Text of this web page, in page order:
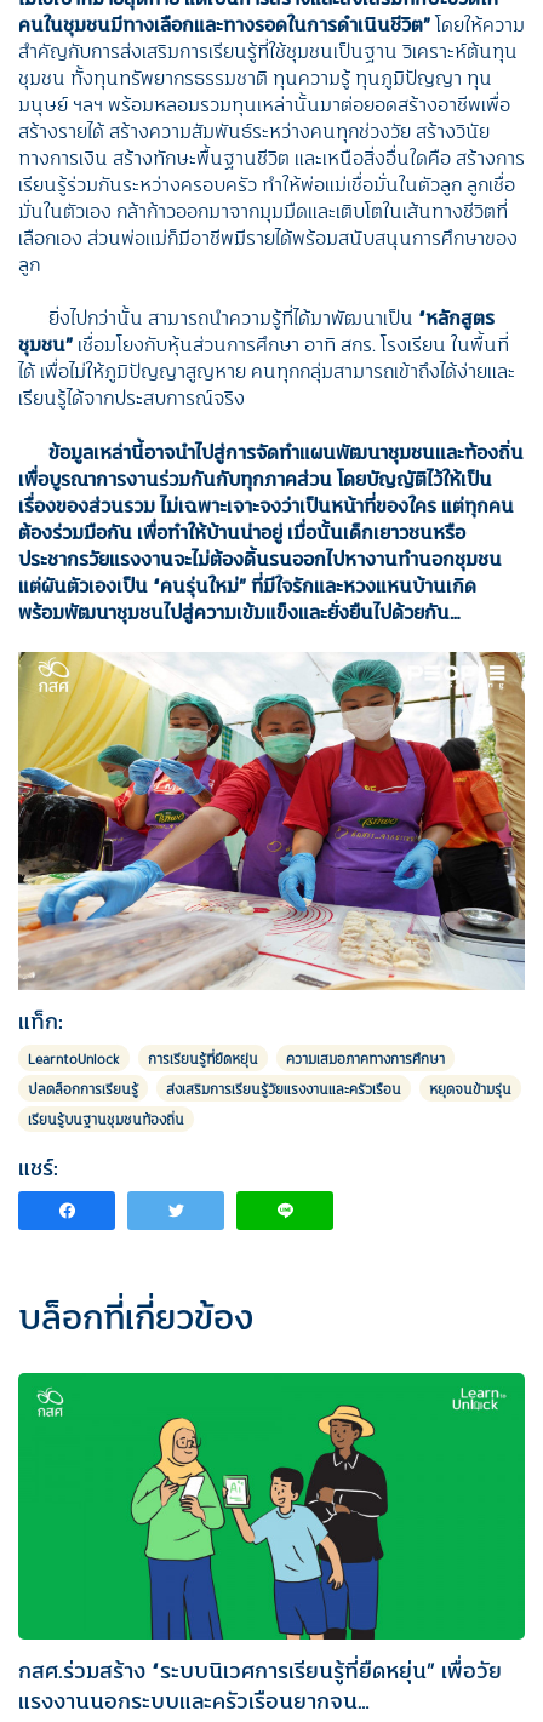
คนในชุมชนมีทางเลือกและทางรอดในการดำเนินชีวิต”โดยให้ความ
สำคัญกับการส่งเสริมการเรียนรู้ที่ใช้ชุมชนเป็นฐาน วิเคราะห์ต้นทุน
ชุมชน ทั้งทุนทรัพยากรธรรมชาติ ทุนความรู้ ทุนภูมิปัญญา ทุน
มนุษย์ ฯลฯ พร้อมหลอมรวมทุนเหล่านั้นมาต่อยอดสร้างอาชีพเพื่อ
สร้างรายได้ สร้างความสัมพันธ์ระหว่างคนทุกช่วงวัย สร้างวินัย
ทางการเงิน สร้างทักษะพื้นฐานชีวิต และเหนือสิ่งอื่นใดคือ สร้างการ
เรียนรู้ร่วมกันระหว่างครอบครัว ทำให้พ่อแม่เชื่อมั่นในตัวลูก ลูกเชื่อ
มั่นในตัวเอง กล้าก้าวออกมาจากมุมมืดและเติบโตในเส้นทางชีวิตที่
เลือกเอง ส่วนพ่อแม่ก็มีอาชีพมีรายได้พร้อมสนับสนุนการศึกษาของ
ลูก
ยิ่งไปกว่านั้น สามารถนำความรู้ที่ได้มาพัฒนาเป็น “หลักสูตร
ชุมชน” เชื่อมโยงกับหุ้นส่วนการศึกษา อาทิ สกร. โรงเรียน ในพื้นที่
ได้ เพื่อไม่ให้ภูมิปัญญาสูญหาย คนทุกกลุ่มสามารถเข้าถึงได้ง่ายและ
เรียนรู้ได้จากประสบการณ์จริง
ข้อมูลเหล่านี้อาจนำไปสู่การจัดทำแผนพัฒนาชุมชนและท้องถิ่น
เพื่อบูรณาการงานร่วมกันกับทุกภาคส่วน โดยบัญญัติไว้ให้เป็น
เรื่องของส่วนรวม ไม่เฉพาะเจาะจงว่าเป็นหน้าที่ของใคร แต่ทุกคน
ต้องร่วมมือกัน เพื่อทำให้บ้านน่าอยู่ เมื่อนั้นเด็กเยาวชนหรือ
ประชากรวัยแรงงานจะไม่ต้องดิ้นรนออกไปหางานทำนอกชุมชน
แต่ผันตัวเองเป็น “คนรุ่นใหม่” ที่มีใจรักและหวงแหนบ้านเกิด
พร้อมพัฒนาชุมชนไปสู่ความเข้มแข็งและยั่งยืนไปด้วยกัน…
แท็ก:
LearntoUnlock การเรียนรู้ที่ยืดหยุ่น
ความเสมอภาคทางการศึกษา
ปลดล็อกการเรียนรู้
ส่งเสริมการเรียนรู้วัยแรงงานและครัวเรือน
หยุดจนข้ามรุ่น
เรียนรู้บนฐานชุมชนท้องถิ่น
แชร์:
บล็อกที่เกี่ยวข้อง
กสศ.ร่วมสร้าง “ระบบนิเวศการเรียนรู้ที่ยืดหยุ่น” เพื่อวัย
แรงงานนอกระบบและครัวเรือนยากจน…